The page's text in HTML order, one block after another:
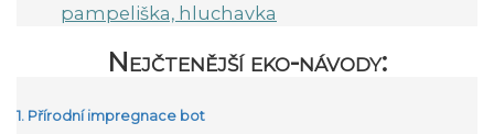
pampeliška, hluchavka
Nejčtenější eko-návody:
1. Přírodní impregnace bot